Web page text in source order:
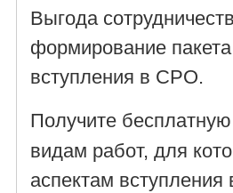
Выгода
формирование
вступления в СРО.
Получите
видам работ, для
аспектам